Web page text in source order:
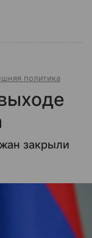
политика
закрыли